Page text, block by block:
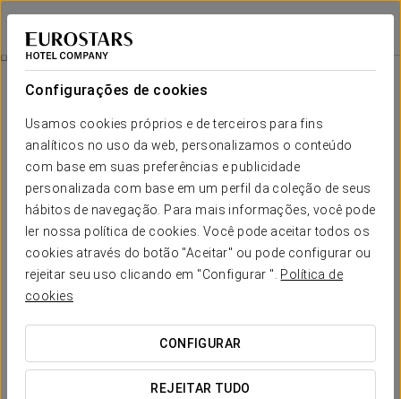
Configurações de cookies
Usamos cookies próprios e de terceiros para fins
analíticos no uso da web, personalizamos o conteúdo
com base em suas preferências e publicidade
personalizada com base em um perfil da coleção de seus
hábitos de navegação. Para mais informações, você pode
ler nossa política de cookies. Você pode aceitar todos os
cookies através do botão "Aceitar" ou pode configurar ou
rejeitar seu uso clicando em "Configurar ". Política de
cookies
CONFIGURAR
REJEITAR TUDO
Eurostars Conquistador
CÓRDOVA
Restauração